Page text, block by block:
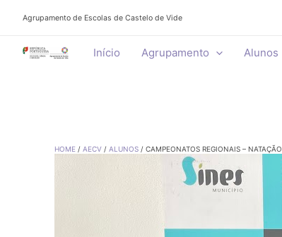
Agrupamento de Escolas de Castelo de Vide
Início Agrupamento Alunos
HOME AECV ALUNOS CAMPEONATOS REGIONAIS – NATAÇÃO